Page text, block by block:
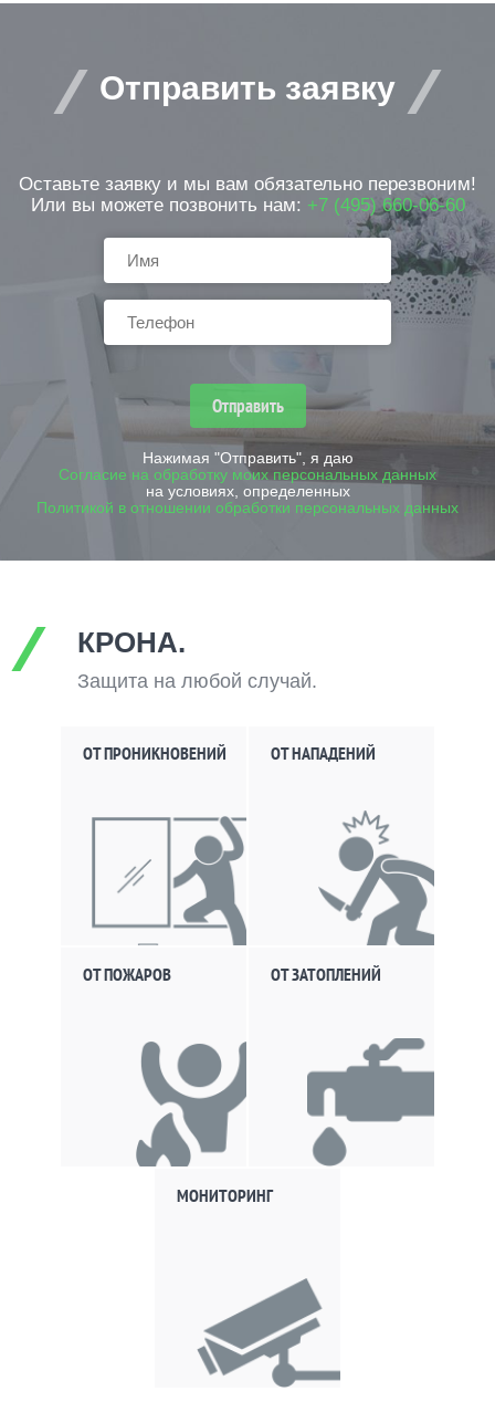
Отправить заявку
Оставьте заявку и мы вам обязательно перезвоним!
Или вы можете позвонить нам: +7 (495) 660-06-60
Отправить
Нажимая "Отправить", я даю
Согласие на обработку моих персональных данных
на условиях, определенных
Политикой в отношении обработки персональных данных
КРОНА.
Защита на любой случай.
ОТ ПРОНИКНОВЕНИЙ ОТ НАПАДЕНИЙ
ОТ ПОЖАРОВ ОТ ЗАТОПЛЕНИЙ
МОНИТОРИНГ